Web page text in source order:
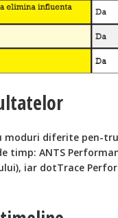
moduri diferite pen-
timp: ANTS
iar dotTrace